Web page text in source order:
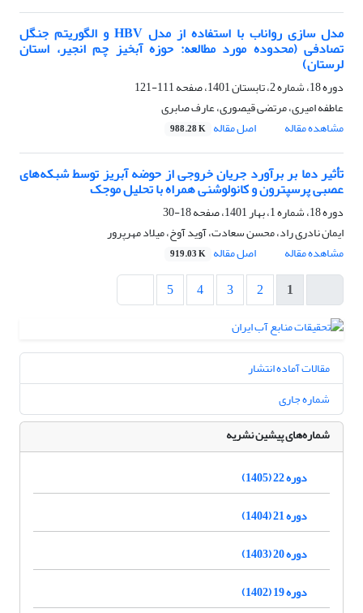
مدل سازی رواناب با استفاده از مدل HBV و الگوریتم جنگل
تصادفی (محدوده مورد مطالعه: حوزه آبخیز چم انجیر، استان
لرستان)
دوره 18، شماره 2، تابستان 1401، صفحه
111-121
عاطفه امیری، مرتضی قیصوری، عارف صابری
مشاهده مقاله
اصل مقاله 988.28 K
تأثیر دما بر برآورد جریان خروجی از حوضه آبریز توسط شبکه‌های
عصبی پرسپترون و کانولوشنی همراه با تحلیل موجک
دوره 18، شماره 1، بهار 1401، صفحه
18-30
ایمان نادری راد، محسن سعادت، آوید آوخ، میلاد مهرپرور
مشاهده مقاله
اصل مقاله 919.03 K
1
2
3
4
5
مقالات آماده انتشار
شماره جاری
شماره‌های پیشین نشریه
دوره 22 (1405)
دوره 21 (1404)
دوره 20 (1403)
دوره 19 (1402)